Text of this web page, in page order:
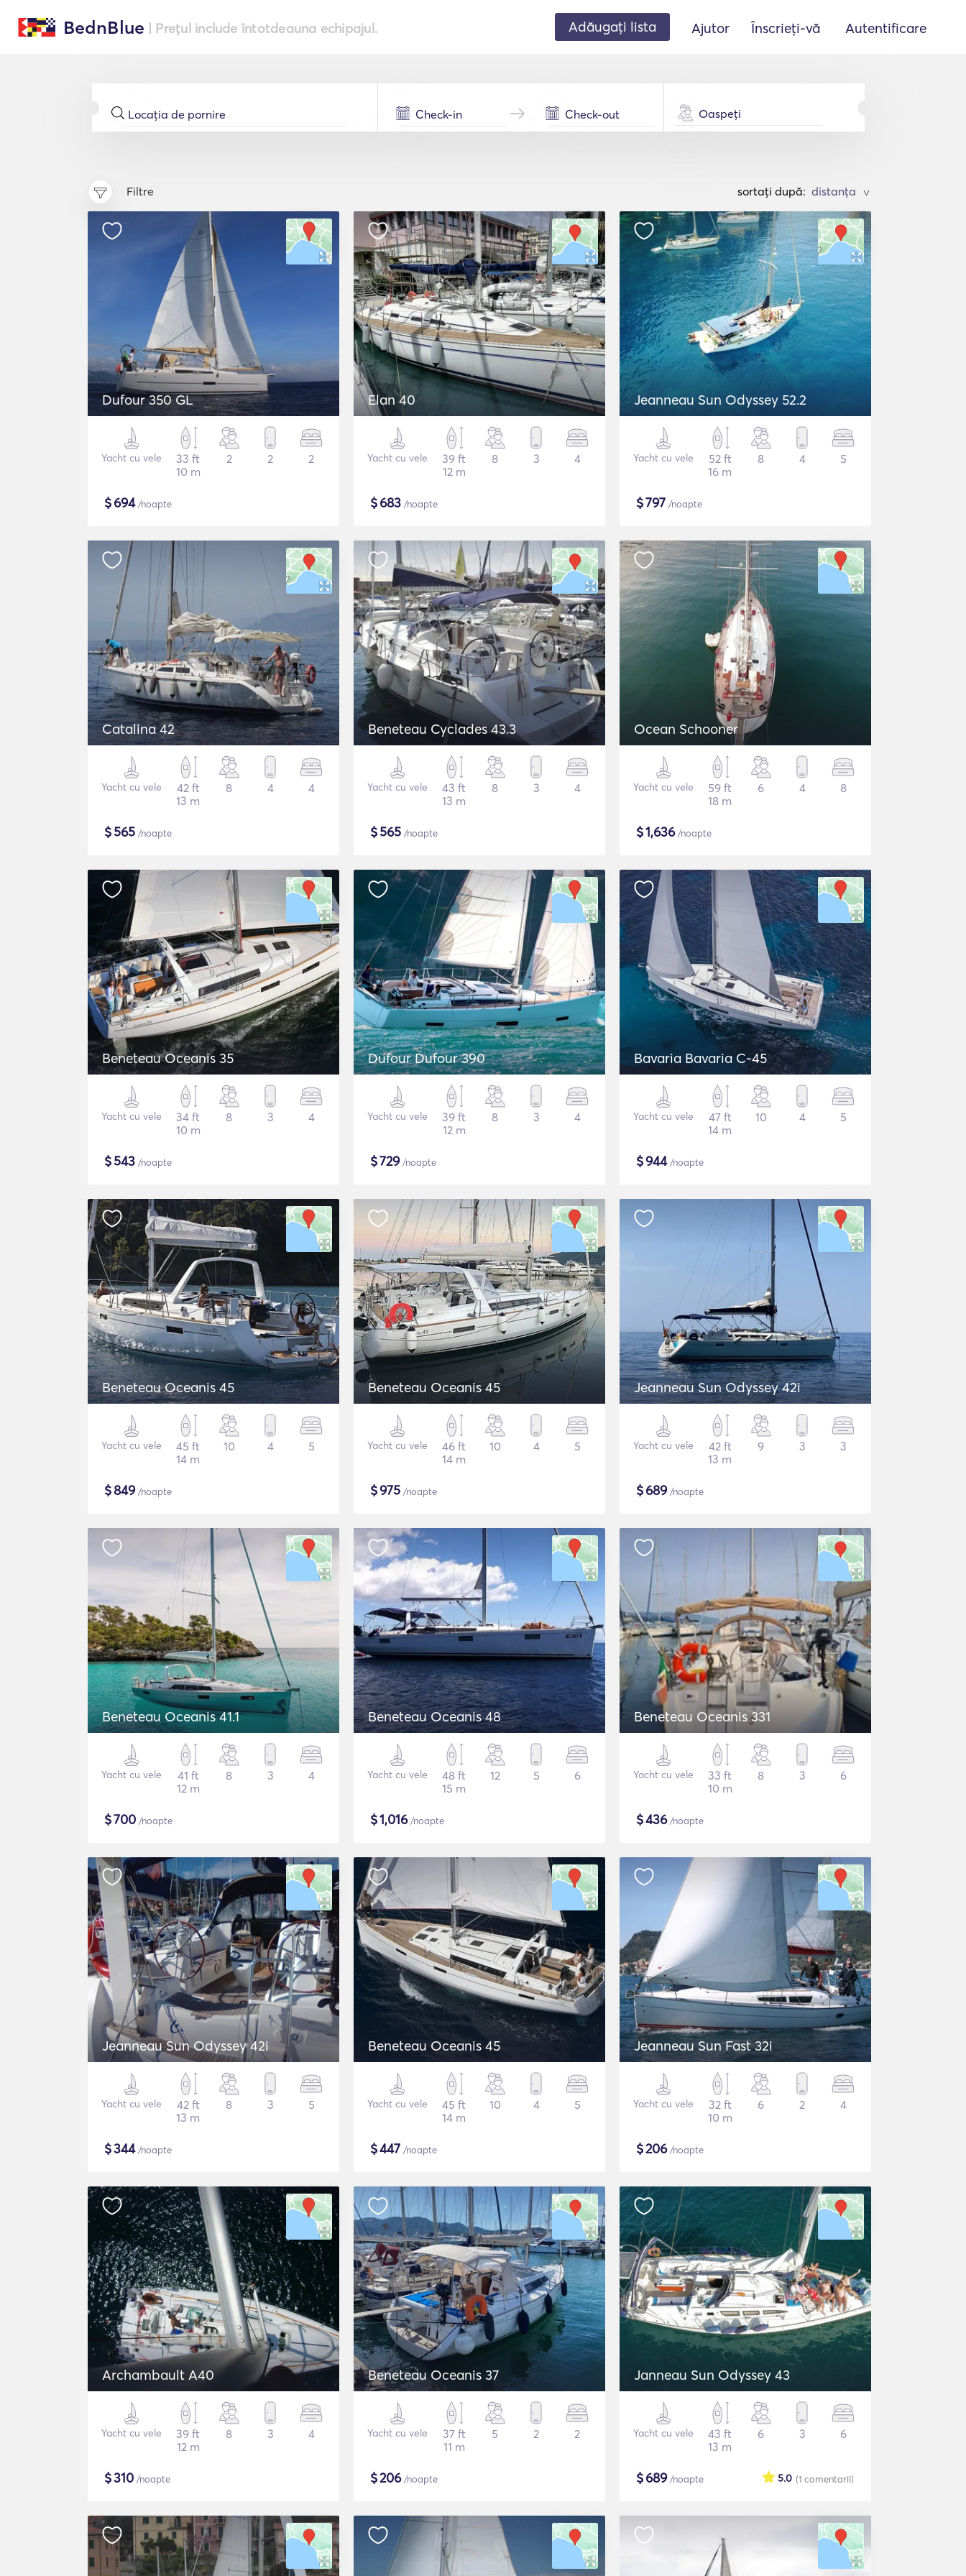
BednBlue | Prețul include întotdeauna echipajul. Adăugați lista Ajutor Înscrieți-vă Autentificare
Oaspeți
Filtre sortați după: >
Dufour 350 GL
Yacht cu vele
33 ft
10 m
2 2 2
$694/noapte
Elan 40
Yacht cu vele
39 ft
12 m
8 3 4
$683 /noapte
Jeanneau Sun Odyssey 52.2
Yacht cu vele
52 ft
16 m
8 4 5
$797 /noapte
Catalina 42
Yacht cu vele
42 ft
13 m
8 4 4
$565 /noapte
Beneteau Cyclades 43.3
Yacht cu vele
43 ft
13 m
8 3 4
$565 /noapte
Ocean Schooner
Yacht cu vele
59 ft
18 m
6 4 8
$1,636/noapte
Beneteau Oceanis 35
Yacht cu vele
34 ft
10 m
8 3 4
$543 /noapte
Dufour Dufour 390
Yacht cu vele
39 ft
12 m
8 3 4
$729/noapte
Bavaria Bavaria C-45
Yacht cu vele
47 ft
14 m
10 4 5
$944/noapte
Beneteau Oceanis 45
Yacht cu vele
45 ft
14 m
10 4 5
$849/noapte
Beneteau Oceanis 45
Yacht cu vele
46 ft
14 m
10 4 5
$975 /noapte
Jeanneau Sun Odyssey 42i
Yacht cu vele
42 ft
13 m
9 3 3
$689/noapte
Beneteau Oceanis 41.1
Yacht cu vele
41 ft
12 m
8 3 4
$700 /noapte
Beneteau Oceanis 48
Yacht cu vele
48 ft
15 m
12 5 6
$1,016/noapte
Beneteau Oceanis 331
Yacht cu vele
33 ft
10 m
8 3 6
$436/noapte
Jeanneau Sun Odyssey 42i
Yacht cu vele
42 ft
13 m
8 3 5
$344/noapte
Beneteau Oceanis 45
Yacht cu vele
45 ft
14 m
10 4 5
$447 /noapte
Jeanneau Sun Fast 32i
Yacht cu vele
32 ft
10 m
6 2 4
$206/noapte
Archambault A40
Yacht cu vele
39 ft
12 m
8 3 4
$310 /noapte
Beneteau Oceanis 37
Yacht cu vele
37 ft
11 m
5 2 2
$206/noapte
Janneau Sun Odyssey 43
Yacht cu vele
43 ft
13 m
6 3 6
$689/noapte (1 comentarii)
5.0